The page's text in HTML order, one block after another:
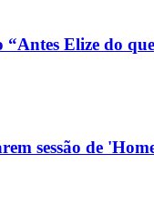
Elize do
sessão de